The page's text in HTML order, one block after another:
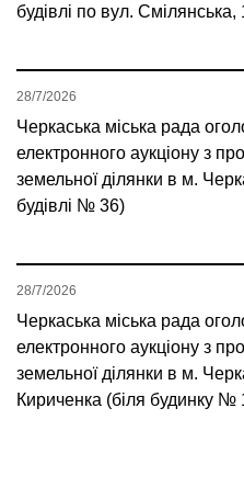
будівлі по вул. Смілянська,
Черкаська міська рада
електронного аукціону з
земельної ділянки в м.
будівлі № 36)
28/7/2026
Черкаська міська рада
електронного аукціону з
земельної ділянки в м.
Кириченка (біля будинку №
28/7/2026